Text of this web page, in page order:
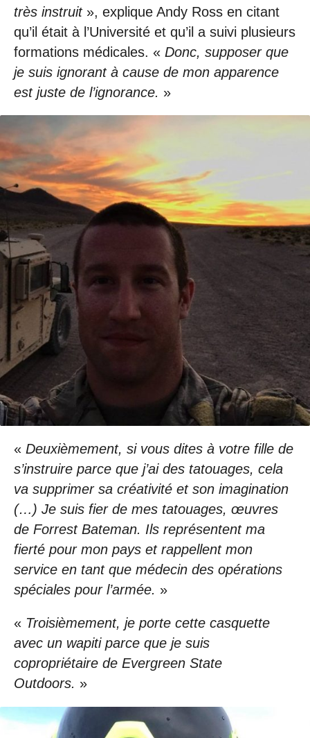
très instruit», explique Andy Ross en citant
qu’il était à l’Université et qu’il a suivi plusieurs
formations médicales. « Donc, supposer que
je suis ignorant à cause de mon apparence
est juste de l’ignorance. »
« Deuxièmement, si vous dites à votre fille de
s’instruire parce que j’ai des tatouages, cela
va supprimer sa créativité et son imagination
(…) Je suis fier de mes tatouages, œuvres
de Forrest Bateman. Ils représentent ma
fierté pour mon pays et rappellent mon
service en tant que médecin des opérations
spéciales pour l’armée. »
« Troisièmement, je porte cette casquette
avec un wapiti parce que je suis
copropriétaire de Evergreen State
Outdoors. »